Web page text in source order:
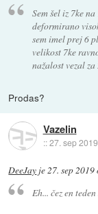
Sem šel iz 7ke
deformirano
sem imel prej 6
velikost 7ke
nažalost vezal
Prodas?
Vazelin
::27. sep
DeeJay je 27. sep
Eh... čez en